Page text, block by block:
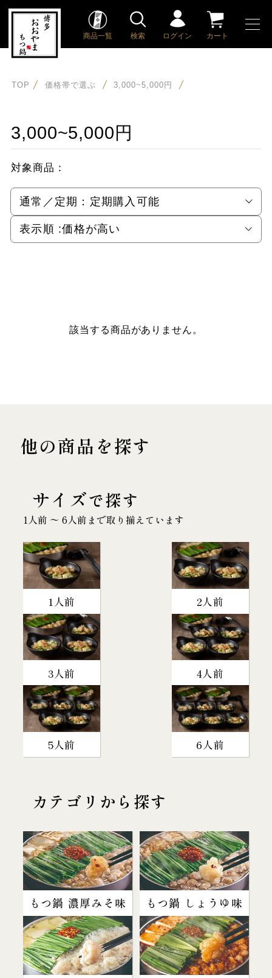
商品一覧 検索 ログイン カート
TOP 価格帯で選ぶ 3,000~5,000円
3,000~5,000円
対象商品：
通常／定期： 定期購入可能
表示順 :価格が高い
該当する商品がありません。
他の商品を探す
サイズで探す
1人前 〜 6人前まで取り揃えています
1人前 2人前
3人前 4人前
5人前 6人前
カテゴリから探す
もつ鍋 濃厚みそ味 もつ鍋 しょうゆ味